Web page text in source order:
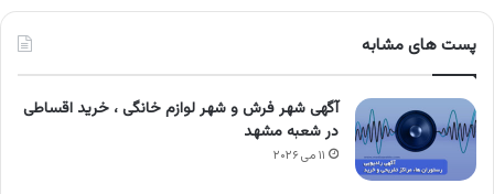
پست های مشابه
آگهی شهر فرش و شهر لوازم خانگی ، خرید اقساطی
در شعبه مشهد
۱۱ می ۲۰۲۶